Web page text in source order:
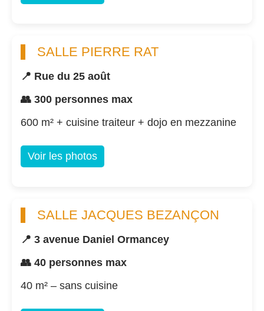
SALLE PIERRE RAT
📍 Rue du 25 août
👥 300 personnes max
600 m² + cuisine traiteur + dojo en mezzanine
Voir les photos
SALLE JACQUES BEZANÇON
📍 3 avenue Daniel Ormancey
👥 40 personnes max
40 m² – sans cuisine